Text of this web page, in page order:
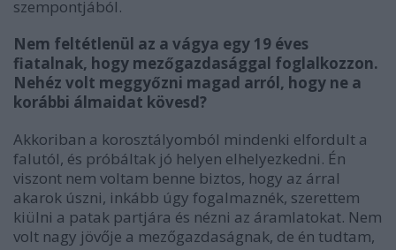
szempontjából.
Nem feltétlenül az a vágya egy 19 éves
fiatalnak, hogy mezőgazdasággal foglalkozzon.
Nehéz volt meggyőzni magad arról, hogy ne a
korábbi álmaidat kövesd?
Akkoriban a korosztályomból mindenki elfordult a
falutól, és próbáltak jó helyen elhelyezkedni. Én
viszont nem voltam benne biztos, hogy az árral
akarok úszni, inkább úgy fogalmaznék, szerettem
kiülni a patak partjára és nézni az áramlatokat. Nem
volt nagy jövője a mezőgazdaságnak, de én tudtam,